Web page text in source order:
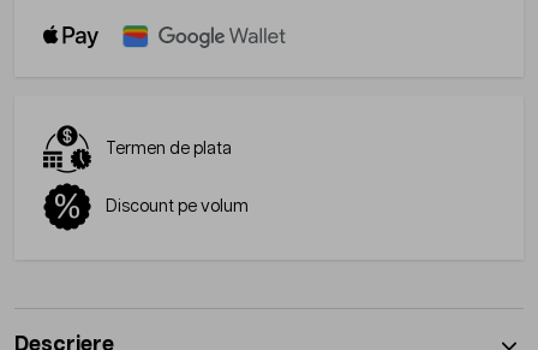
Termen de plata
Discount pe volum
Descriere